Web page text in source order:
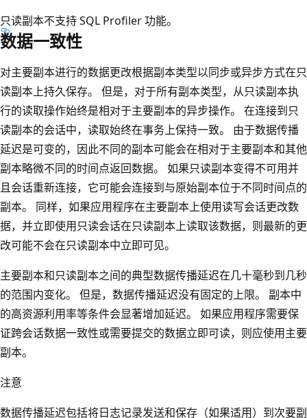
只读副本不支持 SQL Profiler 功能。
数据一致性
对主要副本进行的数据更改根据副本类型以同步或异步方式在只
读副本上持久保存。 但是，对于所有副本类型，从只读副本执
行的读取操作始终是相对于主要副本的异步操作。 在连接到只
读副本的会话中，读取始终在事务上保持一致。 由于数据传播
延迟是可变的，因此不同的副本可能会在相对于主要副本和其他
副本略微不同的时间点返回数据。 如果只读副本变得不可用并
且会话重新连接，它可能会连接到与原始副本位于不同时间点的
副本。 同样，如果应用程序在主要副本上使用读写会话更改数
据，并立即使用只读会话在只读副本上读取该数据，则最新的更
改可能不会在只读副本中立即可见。
主要副本和只读副本之间的典型数据传播延迟在几十毫秒到几秒
的范围内变化。 但是，数据传播延迟没有固定的上限。 副本中
的高资源利用率等条件会显著增加延迟。 如果应用程序需要保
证跨会话数据一致性或需要提交的数据立即可读，则应使用主要
副本。
注意
数据传播延迟包括将日志记录发送和保存（如果适用）到次要副